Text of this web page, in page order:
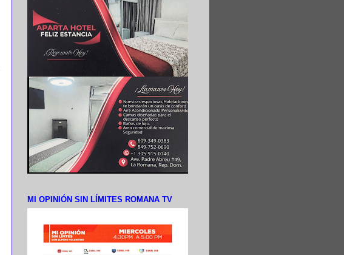
MI OPINIÓN SIN LÍMITES ROMANA TV